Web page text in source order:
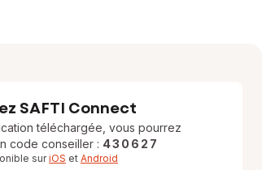
SAFTI Connect
téléchargée, vous pourrez
code conseiller : 430627
suriOS et Android